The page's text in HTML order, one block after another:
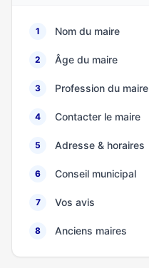
1 Nom du maire
2 Âge du maire
3 Profession du maire
4 Contacter le maire
5 Adresse & horaires
6 Conseil municipal
7 Vos avis
8 Anciens maires